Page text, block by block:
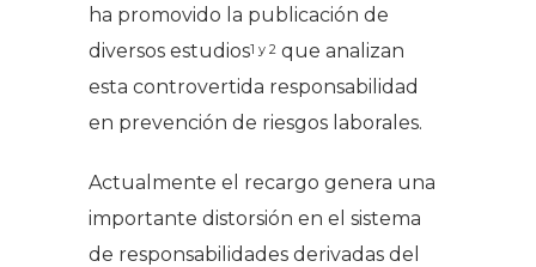
ha promovido la publicación de
diversos estudios1 y 2 que analizan
esta controvertida responsabilidad
en prevención de riesgos laborales.
Actualmente el recargo genera una
importante distorsión en el sistema
de responsabilidades derivadas del